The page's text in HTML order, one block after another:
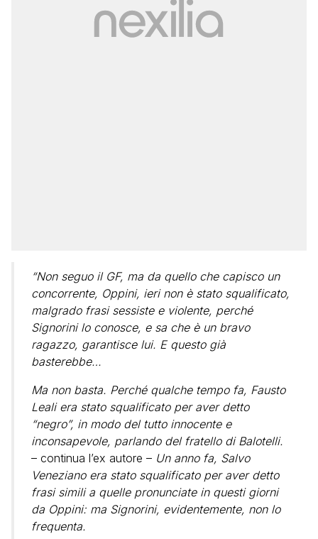
“Non seguo il GF, ma da quello che capisco un
concorrente, Oppini, ieri non è stato squalificato,
malgrado frasi sessiste e violente, perché
Signorini lo conosce, e sa che è un bravo
ragazzo, garantisce lui. E questo già
basterebbe…
Ma non basta. Perché qualche tempo fa, Fausto
Leali era stato squalificato per aver detto
“negro”, in modo del tutto innocente e
inconsapevole, parlando del fratello di Balotelli.
– continua l’ex autore – Un anno fa, Salvo
Veneziano era stato squalificato per aver detto
frasi simili a quelle pronunciate in questi giorni
da Oppini: ma Signorini, evidentemente, non lo
frequenta.